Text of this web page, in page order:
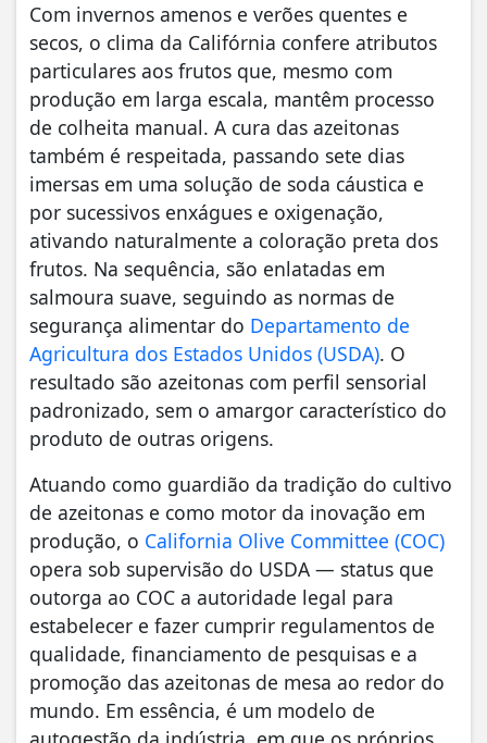
Com invernos amenos e verões quentes e
secos, o clima da Califórnia confere atributos
particulares aos frutos que, mesmo com
produção em larga escala, mantêm processo
de colheita manual. A cura das azeitonas
também é respeitada, passando sete dias
imersas em uma solução de soda cáustica e
por sucessivos enxágues e oxigenação,
ativando naturalmente a coloração preta dos
frutos. Na sequência, são enlatadas em
salmoura suave, seguindo as normas de
segurança alimentar do Departamento de
Agricultura dos Estados Unidos (USDA). O
resultado são azeitonas com perfil sensorial
padronizado, sem o amargor característico do
produto de outras origens.
Atuando como guardião da tradição do cultivo
de azeitonas e como motor da inovação em
produção, o California Olive Committee (COC)
opera sob supervisão do USDA — status que
outorga ao COC a autoridade legal para
estabelecer e fazer cumprir regulamentos de
qualidade, financiamento de pesquisas e a
promoção das azeitonas de mesa ao redor do
mundo. Em essência, é um modelo de